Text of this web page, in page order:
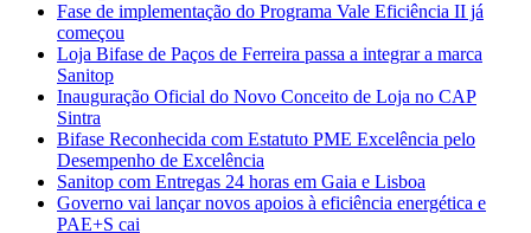
Fase de implementação do Programa Vale Eficiência II já
começou
Loja Bifase de Paços de Ferreira passa a integrar a marca
Sanitop
Inauguração Oficial do Novo Conceito de Loja no CAP
Sintra
Bifase Reconhecida com Estatuto PME Excelência pelo
Desempenho de Excelência
Sanitop com Entregas 24 horas em Gaia e Lisboa
Governo vai lançar novos apoios à eficiência energética e
PAE+S cai